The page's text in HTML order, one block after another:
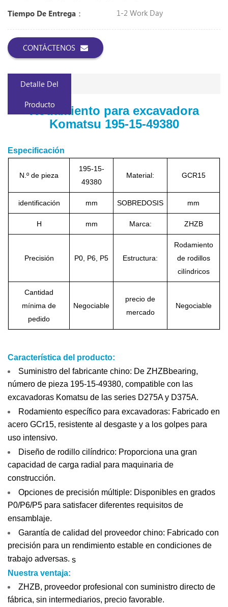
Tiempo De Entrega：
1-2 Work Day
CONTÁCTENOS
Detalle Del
Producto
Rodamiento para excavadora
Komatsu 195-15-49380
Especificación
N.º de pieza
195-15-
49380
Material: GCR15
identificación mm SOBREDOSIS mm
H mm Marca: ZHZB
Precisión P0, P6, P5 Estructura:
Rodamiento
de rodillos
cilíndricos
Cantidad
mínima de
pedido
Negociable
precio de
mercado
Negociable
Característica del producto:
Suministro del fabricante chino: De ZHZBbearing,
número de pieza 195-15-49380, compatible con las
excavadoras Komatsu de las series D275A y D375A.
Rodamiento específico para excavadoras: Fabricado en
acero GCr15, resistente al desgaste y a los golpes para
uso intensivo.
Diseño de rodillo cilíndrico: Proporciona una gran
capacidad de carga radial para maquinaria de
construcción.
Opciones de precisión múltiple: Disponibles en grados
P0/P6/P5 para satisfacer diferentes requisitos de
ensamblaje.
Garantía de calidad del proveedor chino: Fabricado con
precisión para un rendimiento estable en condiciones de
trabajo adversas. s
Nuestra ventaja:
ZHZB, proveedor profesional con suministro directo de
fábrica, sin intermediarios, precio favorable.